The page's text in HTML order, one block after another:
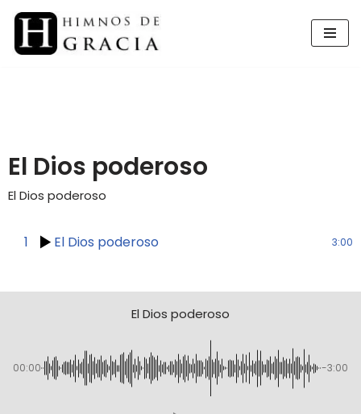
Saltar
El Dios poderoso
El Dios poderoso
1 El Dios poderoso 3:00
El Dios poderoso
00:00 -3:00